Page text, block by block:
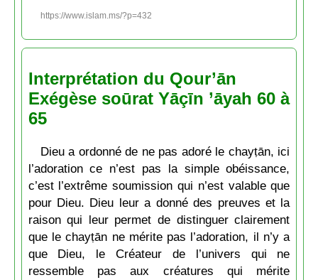
https://www.islam.ms/?p=432
Interprétation du Qour’ān
Exégèse soūrat Yāçīn ’āyah 60 à
65
Dieu a ordonné de ne pas adoré le chayṭān, ici
l’adoration ce n’est pas la simple obéissance,
c’est l’extrême soumission qui n’est valable que
pour Dieu. Dieu leur a donné des preuves et la
raison qui leur permet de distinguer clairement
que le chayṭān ne mérite pas l’adoration, il n’y a
que Dieu, le Créateur de l’univers qui ne
ressemble pas aux créatures qui mérite